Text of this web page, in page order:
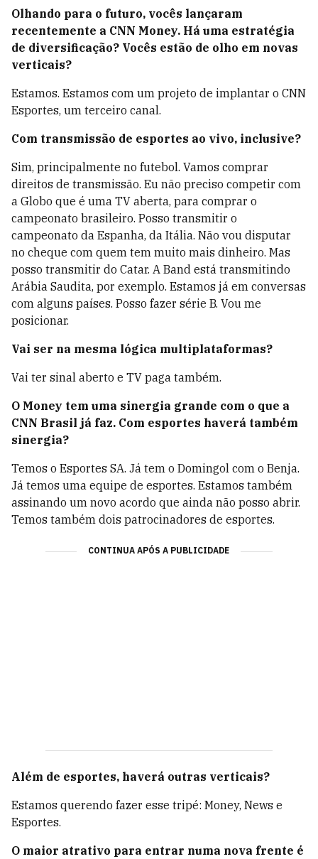
Olhando para o futuro, vocês lançaram
recentemente a CNN Money. Há uma estratégia
de diversificação? Vocês estão de olho em novas
verticais?
Estamos. Estamos com um projeto de implantar o CNN
Esportes, um terceiro canal.
Com transmissão de esportes ao vivo, inclusive?
Sim, principalmente no futebol. Vamos comprar
direitos de transmissão. Eu não preciso competir com
a Globo que é uma TV aberta, para comprar o
campeonato brasileiro. Posso transmitir o
campeonato da Espanha, da Itália. Não vou disputar
no cheque com quem tem muito mais dinheiro. Mas
posso transmitir do Catar. A Band está transmitindo
Arábia Saudita, por exemplo. Estamos já em conversas
com alguns países. Posso fazer série B. Vou me
posicionar.
Vai ser na mesma lógica multiplataformas?
Vai ter sinal aberto e TV paga também.
O Money tem uma sinergia grande com o que a
CNN Brasil já faz. Com esportes haverá também
sinergia?
Temos o Esportes SA. Já tem o Domingol com o Benja.
Já temos uma equipe de esportes. Estamos também
assinando um novo acordo que ainda não posso abrir.
Temos também dois patrocinadores de esportes.
CONTINUA APÓS A PUBLICIDADE
Além de esportes, haverá outras verticais?
Estamos querendo fazer esse tripé: Money, News e
Esportes.
O maior atrativo para entrar numa nova frente é